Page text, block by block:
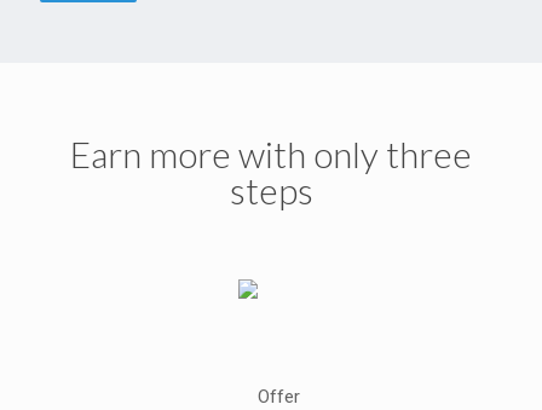
Earn more with only three
steps